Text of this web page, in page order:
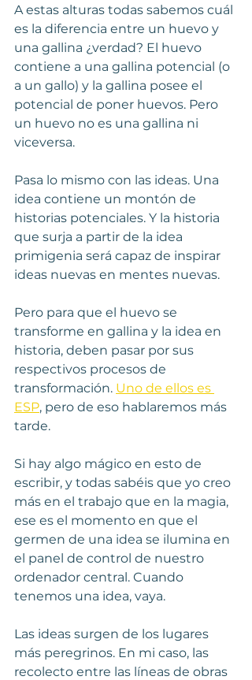
A estas alturas todas sabemos cuál
es la diferencia entre un huevo y
una gallina ¿verdad? El huevo
contiene a una gallina potencial (o
a un gallo) y la gallina posee el
potencial de poner huevos. Pero
un huevo no es una gallina ni
viceversa.
Pasa lo mismo con las ideas. Una
idea contiene un montón de
historias potenciales. Y la historia
que surja a partir de la idea
primigenia será capaz de inspirar
ideas nuevas en mentes nuevas.
Pero para que el huevo se
transforme en gallina y la idea en
historia, deben pasar por sus
respectivos procesos de
transformación. Uno de ellos es
ESP, pero de eso hablaremos más
tarde.
Si hay algo mágico en esto de
escribir, y todas sabéis que yo creo
más en el trabajo que en la magia,
ese es el momento en que el
germen de una idea se ilumina en
el panel de control de nuestro
ordenador central. Cuando
tenemos una idea, vaya.
Las ideas surgen de los lugares
más peregrinos. En mi caso, las
recolecto entre las líneas de obras